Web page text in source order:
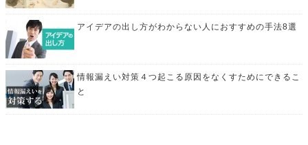
アイデアの出し方がわからない人におすすめの手法8選
情報漏えい対策４つ起こる原因をなくすためにできるこ
と